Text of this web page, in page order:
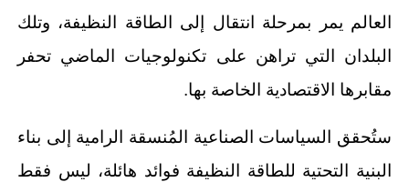
العالم يمر بمرحلة انتقال إلى الطاقة النظيفة، وتلك
البلدان التي تراهن على تكنولوجيات الماضي تحفر
مقابرها الاقتصادية الخاصة بها.
ستُحقق السياسات الصناعية المُنسقة الرامية إلى بناء
البنية التحتية للطاقة النظيفة فوائد هائلة، ليس فقط